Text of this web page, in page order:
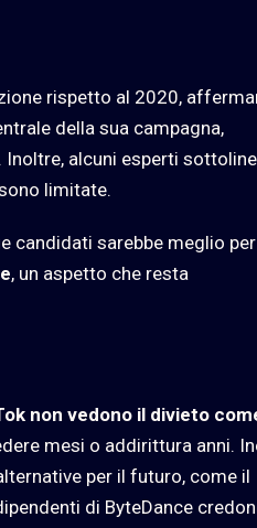
rispetto al 2020,
della sua campagna,
alcuni esperti
limitate.
candidati sarebbe meglio
, un aspetto che resta
non vedono il divieto
mesi o addirittura anni.
per il futuro, come il
di ByteDance